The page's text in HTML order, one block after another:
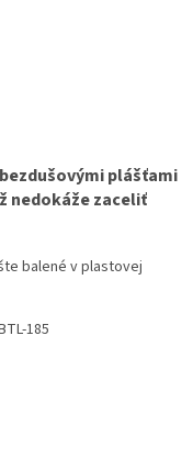
plášťami
nedokáže zaceliť
balené v plastovej
185